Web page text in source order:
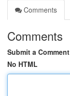
Comments
Comments
Submit a Comment
No HTML